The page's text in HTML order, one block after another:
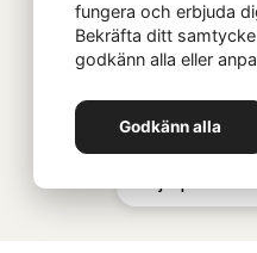
Handla
fungera och erbjuda
Bekräfta ditt
godkänn alla eller
Godkänn alla
Hej 👋 Skriv